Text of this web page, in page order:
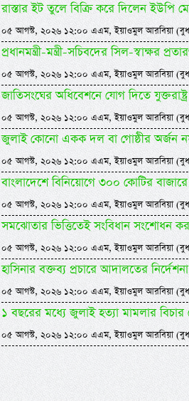
রাস্তার ইট তুলে বিক্রি করে দিলেন ইউপি
০৫ আগস্ট, ২০২৬ ১২:০০ এএম, ইয়াওমুল আরবিয়া
প্রধানমন্ত্রী-মন্ত্রী-সচিবদের সিল-স্বাক্ষর
০৫ আগস্ট, ২০২৬ ১২:০০ এএম, ইয়াওমুল আরবিয়া
জাতিসংঘের অধিবেশনে যোগ দিতে যুক্তরাষ্ট্র
০৫ আগস্ট, ২০২৬ ১২:০০ এএম, ইয়াওমুল আরবিয়া
জুলাই কোনো একক দল বা গোষ্ঠীর অর্জন নয়
০৫ আগস্ট, ২০২৬ ১২:০০ এএম, ইয়াওমুল আরবিয়া
বাংলাদেশে বিনিয়োগে ৩০০ কোটির
০৫ আগস্ট, ২০২৬ ১২:০০ এএম, ইয়াওমুল আরবিয়া
সমঝোতার ভিত্তিতেই সংবিধান সংশোধন করা
০৫ আগস্ট, ২০২৬ ১২:০০ এএম, ইয়াওমুল আরবিয়া
হাসিনার বক্তব্য প্রচারে আদালতের
০৫ আগস্ট, ২০২৬ ১২:০০ এএম, ইয়াওমুল আরবিয়া
১ বছরের মধ্যে জুলাই হত্যা মামলার
০৫ আগস্ট, ২০২৬ ১২:০০ এএম, ইয়াওমুল আরবিয়া